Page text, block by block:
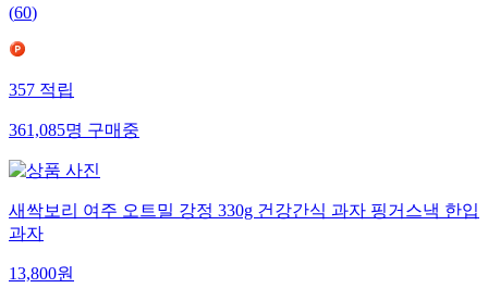
(60)
357적립
361,085명구매중
새싹보리 여주 오트밀 강정 330g 건강간식 과자 핑거스낵 한입
과자
13,800원